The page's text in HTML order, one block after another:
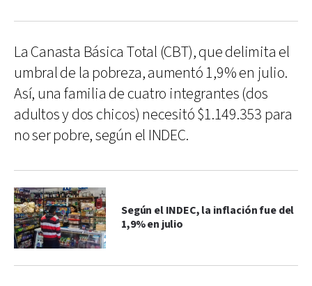
La Canasta Básica Total (CBT), que delimita el
umbral de la pobreza, aumentó 1,9% en julio.
Así, una familia de cuatro integrantes (dos
adultos y dos chicos) necesitó $1.149.353 para
no ser pobre, según el INDEC.
Según el INDEC, la inflación fue del
1,9% en julio